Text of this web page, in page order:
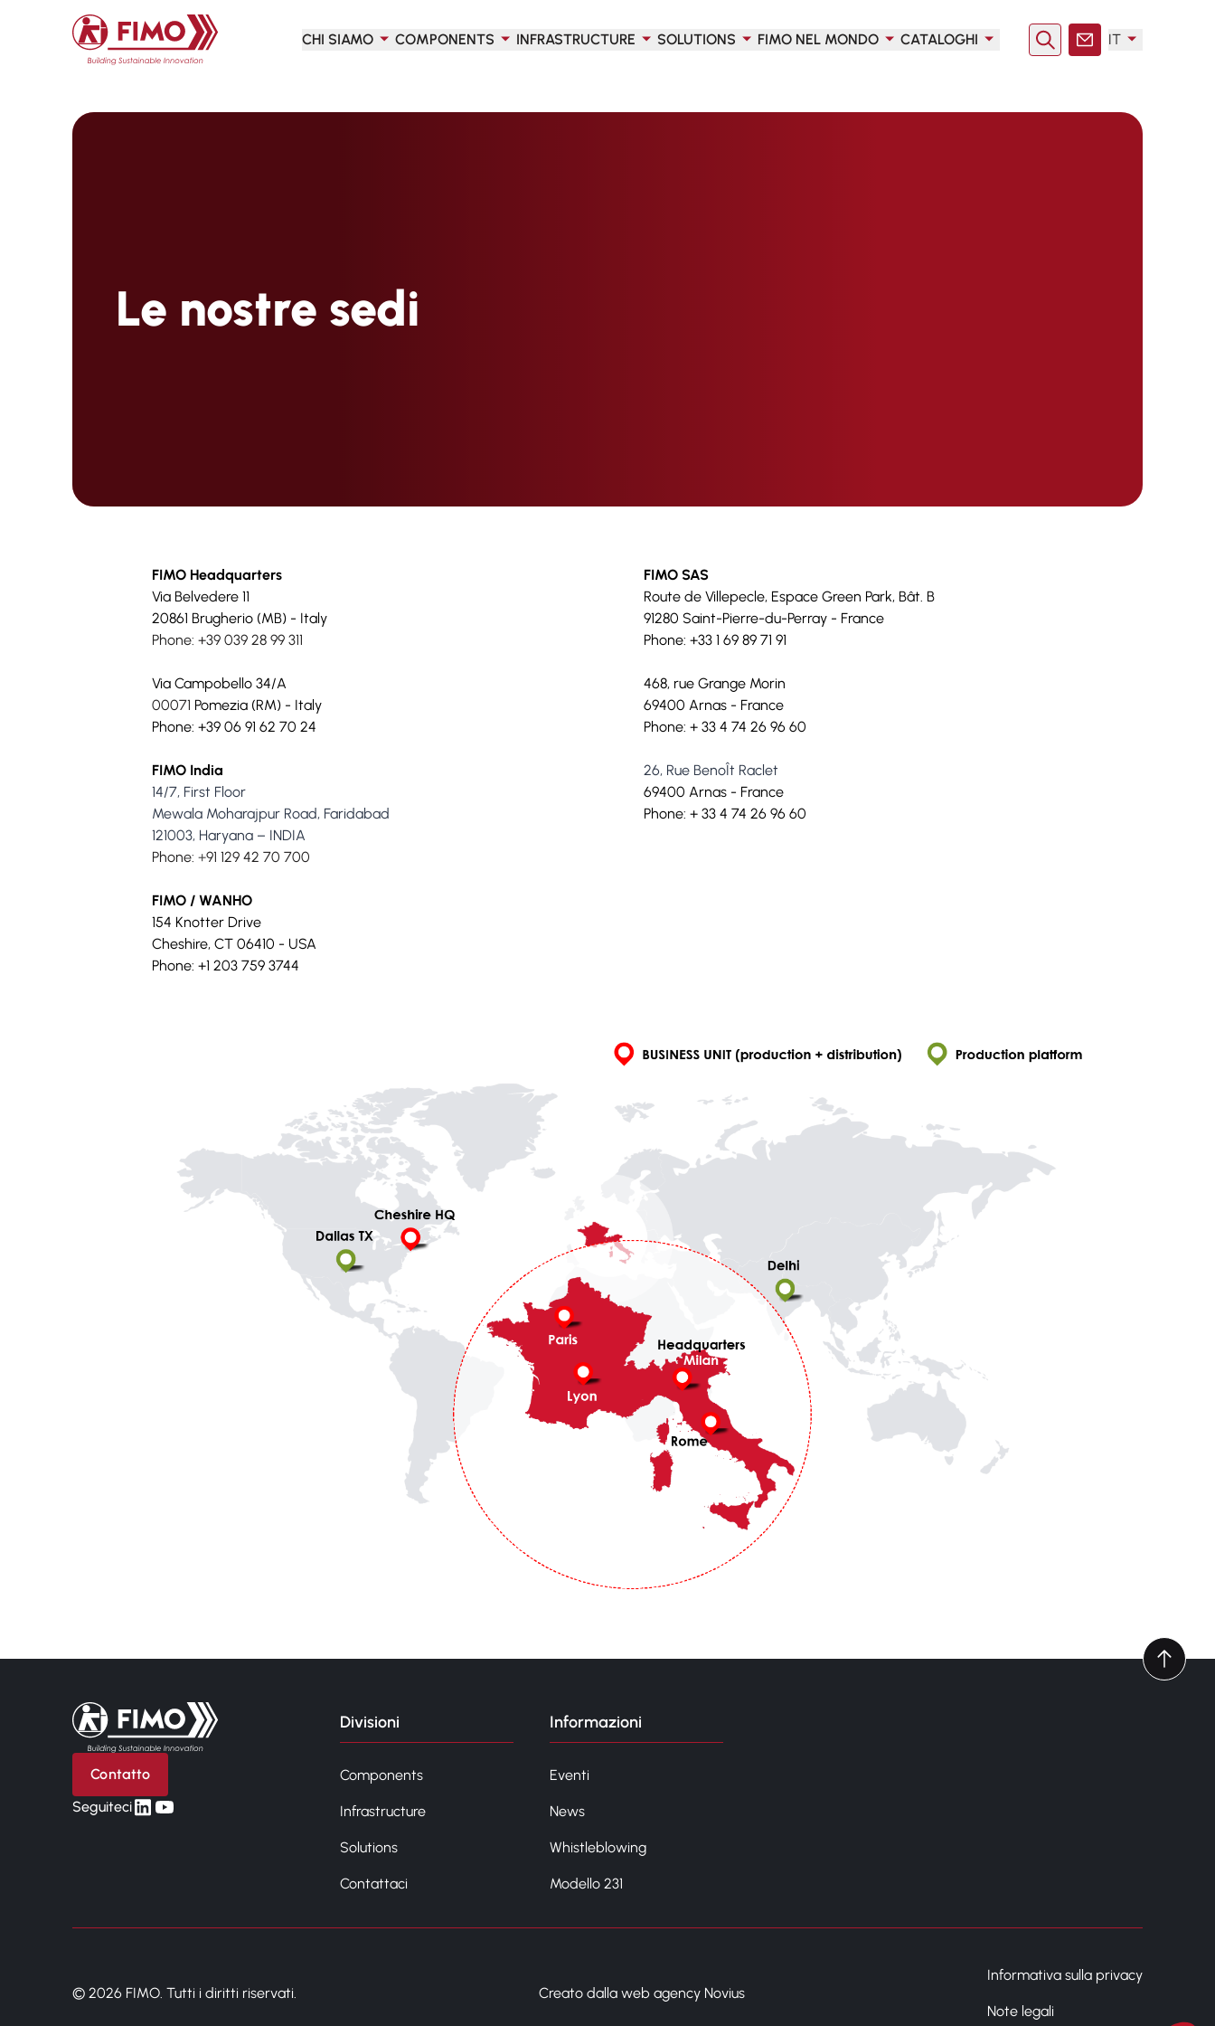
Torna alla pagina iniziale
CHI SIAMO
COMPONENTS INFRASTRUCTURE SOLUTIONS FIMO NEL MONDO CATALOGHI RicercaContatto
IT
Le nostre sedi
FIMO Headquarters
Via Belvedere 11
20861 Brugherio (MB) - Italy
Phone: +39 039 28 99 311
Via Campobello 34/A
00071 Pomezia (RM) - Italy
Phone: +39 06 91 62 70 24
FIMO India
14/7, First Floor
Mewala Moharajpur Road, Faridabad
121003, Haryana – INDIA
Phone: +91 129 42 70 700
FIMO / WANHO
154 Knotter Drive
Cheshire, CT 06410 - USA
Phone: +1 203 759 3744
FIMO SAS
Route de Villepecle, Espace Green Park, Bât. B
91280 Saint-Pierre-du-Perray - France
Phone: +33 1 69 89 71 91
468, rue Grange Morin
69400 Arnas - France
Phone: + 33 4 74 26 96 60
26, Rue BenoÎt Raclet
69400 Arnas - France
Phone: + 33 4 74 26 96 60
Torna alla pagina iniziale
Contatto
Seguitecilinkedin
yt
Divisioni
Components
Infrastructure
Solutions
Contattaci
Informazioni
Eventi
News
Whistleblowing
Modello 231
© 2026 FIMO. Tutti i diritti riservati. Creato dalla web agency Novius
Informativa sulla privacy
Note legali